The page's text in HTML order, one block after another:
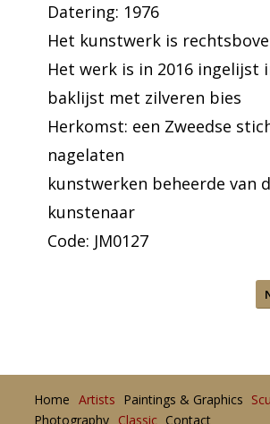
Datering: 1976
Het kunstwerk is
Het werk is in 2016 ingelijst
baklijst met zilveren bies
Herkomst: een Zweedse
nagelaten
kunstwerken beheerde van
kunstenaar
Code: JM0127
Home Artists Paintings & Graphics
Photography Classic Contact